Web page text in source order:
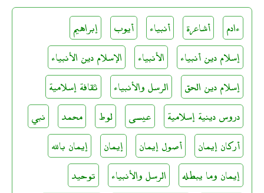
ءادم أشاعرة أنبياء أيوب
إبراهيم
إسلام دين أنبياء
الأنبياء
الإسلام دين الأنبياء
إسلام دين الحق
الرسل والأنبياء
ثقافة إسلامية
دروس دينية إسلامية
عيسى لوط محمد
نبي
أركان إيمان
أصول إيمان إيمان
إيمان بالله
إيمان وما يبطله
الرسل والأنبياء
توحيد